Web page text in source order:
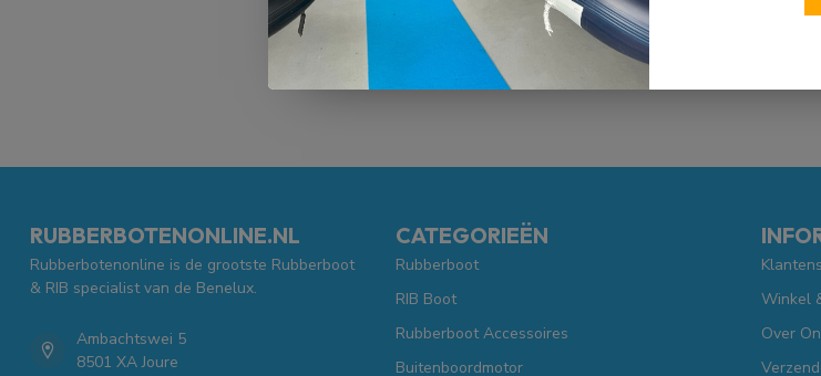
RUBBERBOTENONLINE.NL
Rubberbotenonline is de grootste Rubberboot
& RIB specialist van de Benelux.
Ambachtswei 5
8501 XA Joure
CATEGORIEËN
Rubberboot
RIB Boot
Rubberboot Accessoires
Buitenboordmotor
Winkel
Over